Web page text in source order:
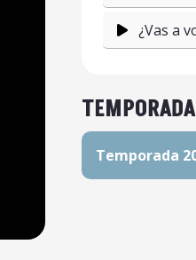
¿Vas a
Temporada